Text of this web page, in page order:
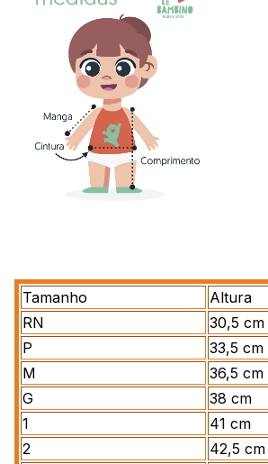
Tamanho Altura
RN
30,5 cm
P
33,5 cm
M
36,5 cm
G
38 cm
1
41 cm
2
42,5 cm